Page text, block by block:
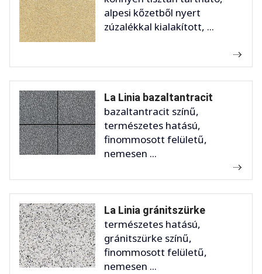
alpesi kőzetből nyert
zúzalékkal kialakított, ...
La Linia bazaltantracit
bazaltantracit színű,
természetes hatású,
finommosott felületű,
nemesen ...
La Linia gránitszürke
természetes hatású,
gránitszürke színű,
finommosott felületű,
nemesen ...